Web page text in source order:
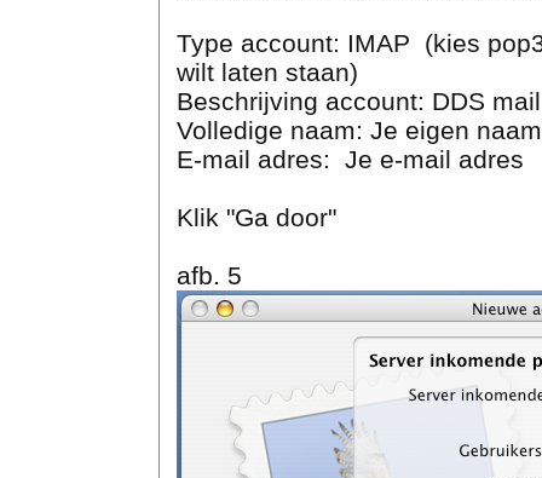
Type account: IMAP (kies
wilt laten staan)
Beschrijving account: DDS mail
Volledige naam: Je eigen
E-mail adres: Je e-mail adres
Klik "Ga door"
afb. 5